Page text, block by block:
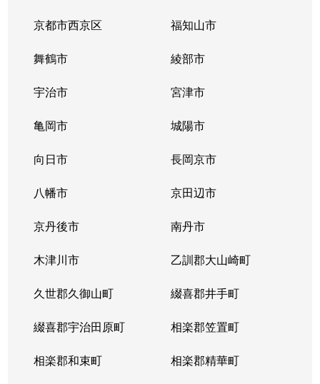
京都市西京区 福知山市
舞鶴市 綾部市
宇治市 宮津市
亀岡市 城陽市
向日市 長岡京市
八幡市 京田辺市
京丹後市 南丹市
木津川市 乙訓郡大山崎町
久世郡久御山町 綴喜郡井手町
綴喜郡宇治田原町 相楽郡笠置町
相楽郡和束町 相楽郡精華町